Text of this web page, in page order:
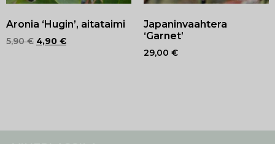
Aronia ‘Hugin’, aitataimi
5,90€ 4,90 €
Japaninvaahtera
‘Garnet’
29,00 €